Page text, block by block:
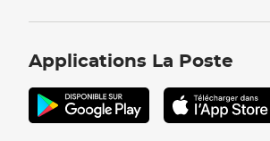
Applications La Poste